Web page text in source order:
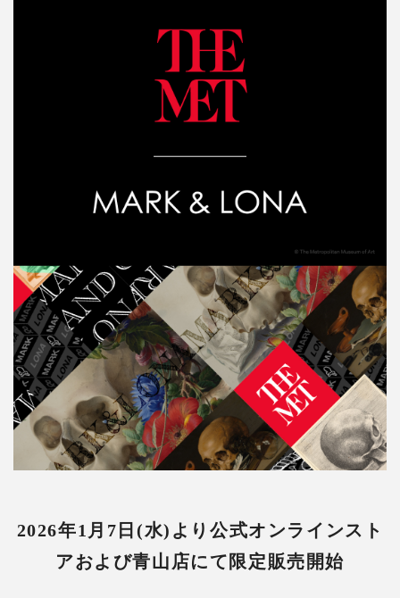
2026年1月7日(水)より公式オンラインスト
アおよび青山店にて限定販売開始